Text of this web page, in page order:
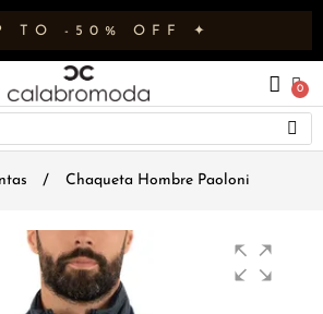
TO -50% OFF ✦
Chaqueta Hombre Paoloni